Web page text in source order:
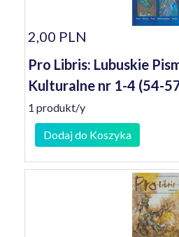
2,00 PLN
Pro Libris: Lubuskie
Kulturalne nr 1-4 (54-
1 produkt/y
Dodaj do Koszyka